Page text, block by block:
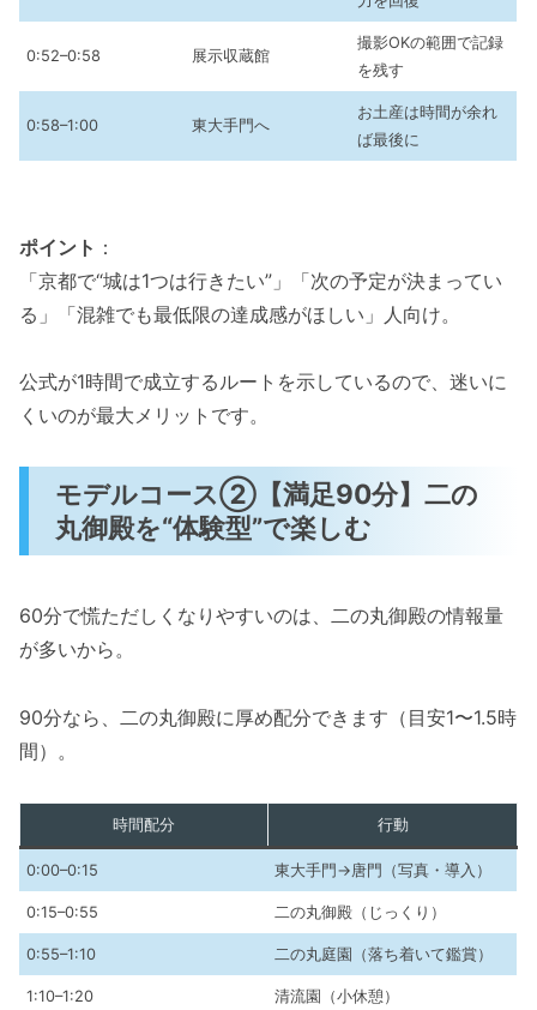
0:52–0:58 展示収蔵館
撮影OKの範囲で記録
を残す
0:58–1:00 東大手門へ
お土産は時間が余れ
ば最後に
ポイント ：
「京都で“城は1つは行きたい”」「次の予定が決まってい
る」「混雑でも最低限の達成感がほしい」人向け。
公式が1時間で成立するルートを示しているので、迷いに
くいのが最大メリットです。
モデルコース②【満足90分】二の
丸御殿を“体験型”で楽しむ
60分で慌ただしくなりやすいのは、二の丸御殿の情報量
が多いから。
90分なら、二の丸御殿に厚め配分できます（目安1〜1.5時
間）。
時間配分 行動
0:00–0:15 東大手門→唐門（写真・導入）
0:15–0:55 二の丸御殿（じっくり）
0:55–1:10 二の丸庭園（落ち着いて鑑賞）
1:10–1:20 清流園（小休憩）